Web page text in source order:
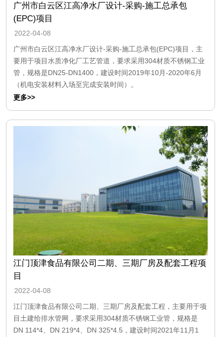
广州市白云区江高净水厂设计-采购-施工总承包
(EPC)项目
2022-04-08
广州市白云区江高净水厂设计-采购-施工总承包(EPC)项目，主
要用于项目水质净化厂工艺管道，要求采用304材质不锈钢工业
管，规格是DN25-DN1400，建设时间2019年10月-2020年6月
（机电安装材料入场至完成安装时间）。
更多>>
江门顶津食品有限公司二期、三期厂房及配套工程项
目
2022-04-08
江门顶津食品有限公司二期、三期厂房及配套工程，主要用于项
目土建给排水管网，要求采用304材质不锈钢工业管，规格是
DN 114*4、DN 219*4、DN 325*4.5，建设时间2021年11月1